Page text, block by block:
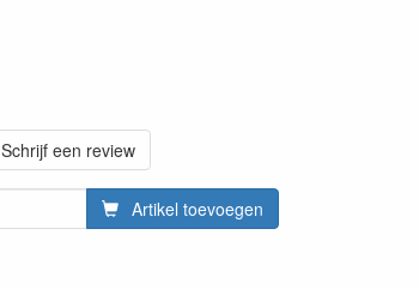
Schrijf een review
Artikel toevoegen